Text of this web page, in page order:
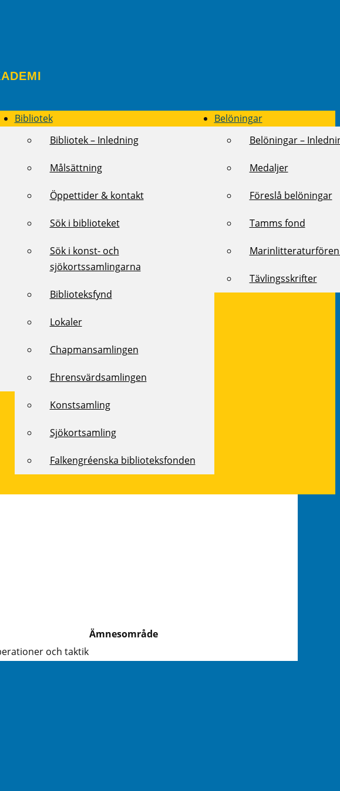
Bibliotek
Bibliotek – Inledning
Målsättning
Öppettider & kontakt
Sök i biblioteket
Sök i konst- och
sjökortssamlingarna
Biblioteksfynd
Lokaler
Chapmansamlingen
Ehrensvärdsamlingen
Konstsamling
Sjökortsamling
Falkengréenska biblioteksfonden
Belöningar
Belöningar –
Medaljer
Föreslå belöningar
Tamms fond
Tävlingsskrifter
Ämnesområde
och taktik